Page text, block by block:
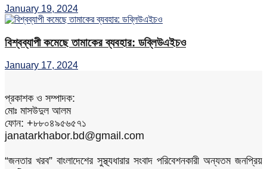
January 19, 2024
বিশ্বব্যাপী কমেছে তামাকের ব্যবহার: ডব্লিউএইচও
January 17, 2024
প্রকাশক ও সম্পাদক:
মোঃ মাসউদুল আলম
ফোন: +৮৮০৪৯৫৬৫৭১
janatarkhabor.bd@gmail.com
“জনতার খরব” বাংলাদেশের সুস্থ্যধারার সংবাদ পরিবেশনকারী অন্যতম জনপ্রিয়